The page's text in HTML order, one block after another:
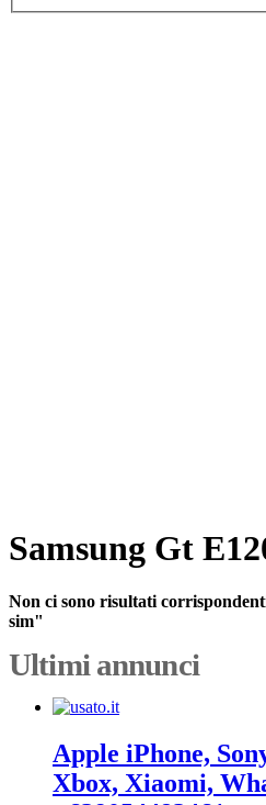
Samsung Gt
Non ci sono risultati
sim"
Ultimi annunci
Apple iPhone,
Xbox, Xiaomi,